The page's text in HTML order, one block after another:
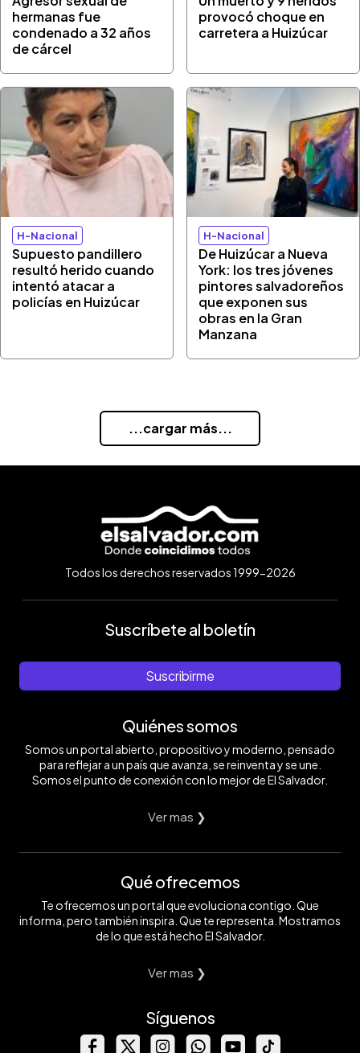
hermanas fue
condenado a 32 años
de cárcel
provocó choque en
carretera a Huizúcar
H-Nacional
Supuesto pandillero
resultó herido cuando
intentó atacar a
policías en Huizúcar
H-Nacional
De Huizúcar a Nueva
York: los tres jóvenes
pintores salvadoreños
que exponen sus
obras en la Gran
Manzana
...cargar más...
Todos los derechos reservados 1999-2026
Suscríbete al boletín
Suscribirme
Quiénes somos
Somos un portal abierto, propositivo y moderno, pensado
para reflejar a un país que avanza, se reinventa y se une.
Somos el punto de conexión con lo mejor de El Salvador.
Ver mas ❯
Qué ofrecemos
Te ofrecemos un portal que evoluciona contigo. Que
informa, pero también inspira. Que te representa. Mostramos
de lo que está hecho El Salvador.
Ver mas ❯
Síguenos